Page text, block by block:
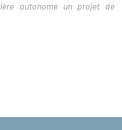
autonome un projet de